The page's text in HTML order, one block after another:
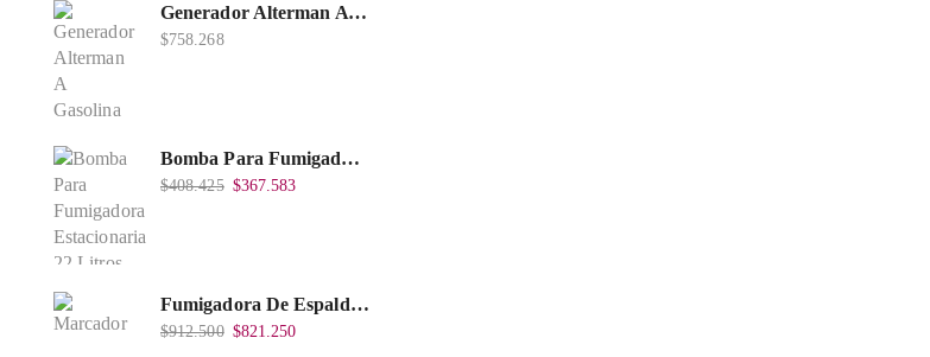
Generador Alterman A Gasolina 2T, 950W, Encendido Manual, 120 V, Con Chasis, EGG950-I.
$758.268
Bomba Para Fumigadora Estacionaria 22 Litros, Xp22-I.
$408.425 $367.583
Fumigadora De Espalda Alterman Gasolina 2T, 26 Cc, Bomba Nylon Libre Mantenimiento, Tf900-A.
$912.500 $821.250